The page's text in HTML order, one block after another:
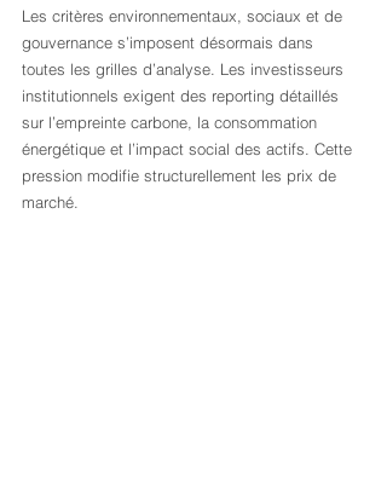
Les critères environnementaux, sociaux et de
gouvernance s’imposent désormais dans
toutes les grilles d’analyse. Les investisseurs
institutionnels exigent des reporting détaillés
sur l’empreinte carbone, la consommation
énergétique et l’impact social des actifs. Cette
pression modifie structurellement les prix de
marché.